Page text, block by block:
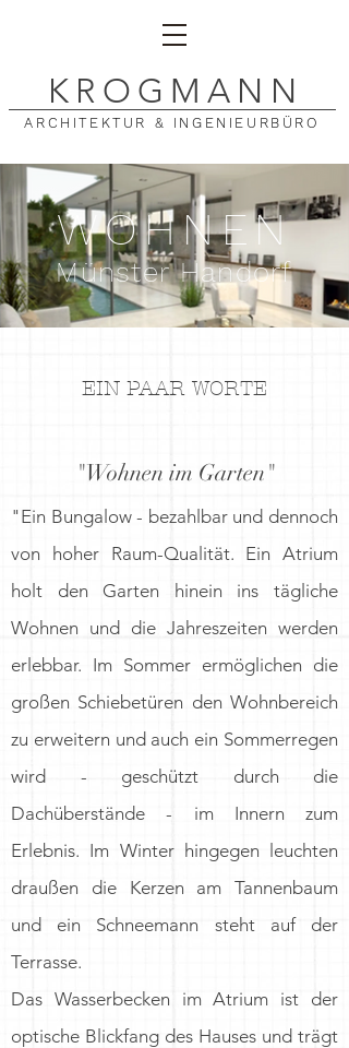
K ROGMAN N
ARCHITEKTUR & INGENIEURBÜRO
WOHNEN
Münster Handorf
EIN PAAR WORTE
"Wohnen im Garten"
"Ein Bungalow - bezahlbar und dennoch
von hoher Raum-Qualität. Ein Atrium
holt den Garten hinein ins tägliche
Wohnen und die Jahreszeiten werden
erlebbar. Im Sommer ermöglichen die
großen Schiebetüren den Wohnbereich
zu erweitern und auch ein Sommerregen
wird - geschützt durch die
Dachüberstände - im Innern zum
Erlebnis. Im Winter hingegen leuchten
draußen die Kerzen am Tannenbaum
und ein Schneemann steht auf der
Terrasse.
Das Wasserbecken im Atrium ist der
optische Blickfang des Hauses und trägt